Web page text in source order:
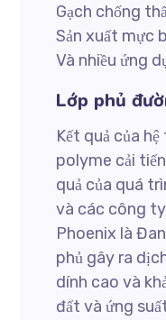
Gạch chống
Sản xuất mực
Và nhiều ứng
Lớp phủ
Kết quả của
polyme cải
quả của quá
và các công ty
Phoenix là
phủ gây ra
dính cao và
đất và ứng